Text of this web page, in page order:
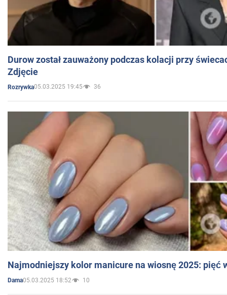
Durow został zauważony podczas kolacji przy
Zdjęcie
Rozrywka05.03.2025 19:45 36
Najmodniejszy kolor manicure na wiosnę 2025: pięć
Dama05.03.2025 18:52 10